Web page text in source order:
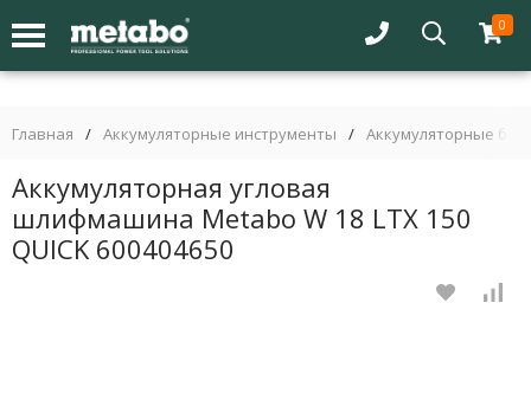
0
Главная / Аккумуляторные инструменты / Аккумуляторные
Аккумуляторная угловая
шлифмашина Metabo W 18 LTX 150
QUICK 600404650